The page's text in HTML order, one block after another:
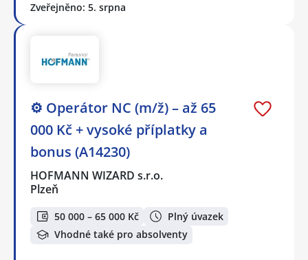
Zveřejněno: 5. srpna
⚙️ Operátor NC (m/ž) – až 65
000 Kč + vysoké příplatky a
bonus (A14230)
HOFMANN WIZARD s.r.o.
Plzeň
50 000 – 65 000 Kč
Plný úvazek
Vhodné také pro absolventy